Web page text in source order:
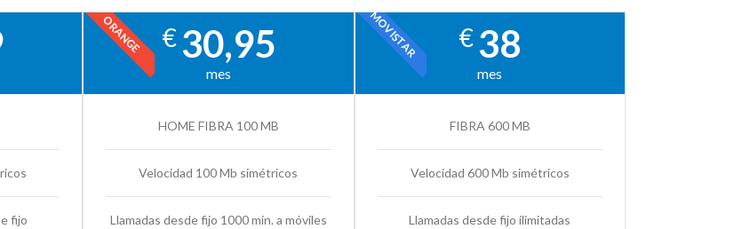
fijo
ORANGE €30,95
mes
HOME FIBRA 100 MB
Velocidad 100 Mb simétricos
Llamadas desde fijo 1000 min. a móviles
MOVISTAR €38
mes
FIBRA 600 MB
Velocidad 600 Mb simétricos
Llamadas desde fijo ilimitadas